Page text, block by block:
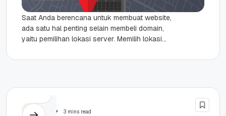
Saat Anda berencana untuk membuat website,
ada satu hal penting selain membeli domain,
yaitu pemilihan lokasi server. Memilih lokasi
gampang,...
Hosting 3 mins read